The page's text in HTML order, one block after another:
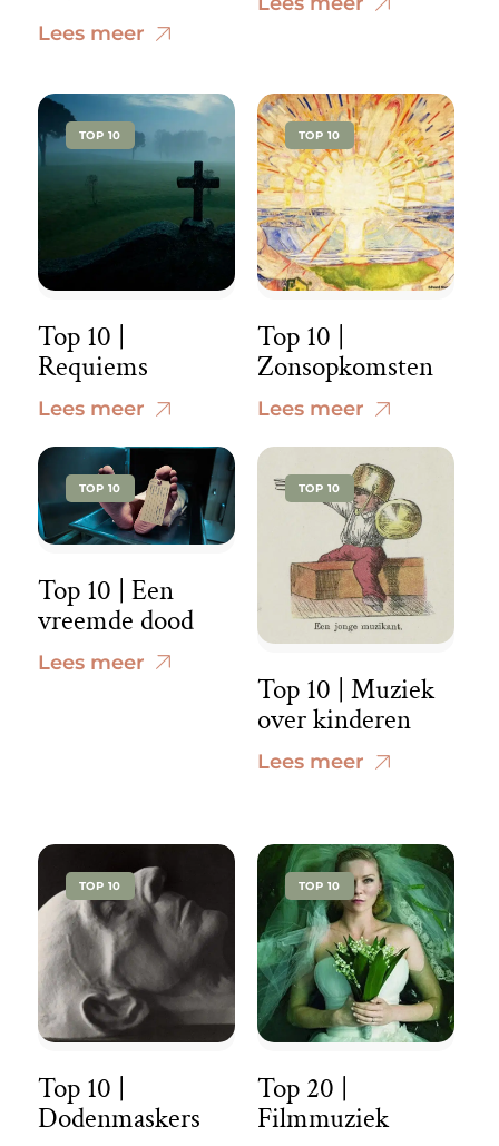
Lees meer
TOP 10
Top 10 |
Requiems
Lees meer
TOP 10
Top 10 |
Zonsopkomsten
Lees meer
TOP 10
Top 10 | Een
vreemde dood
Lees meer
TOP 10
Top 10 | Muziek
over kinderen
Lees meer
TOP 10
Top 10 |
Dodenmaskers
TOP 10
Top 20 |
Filmmuziek